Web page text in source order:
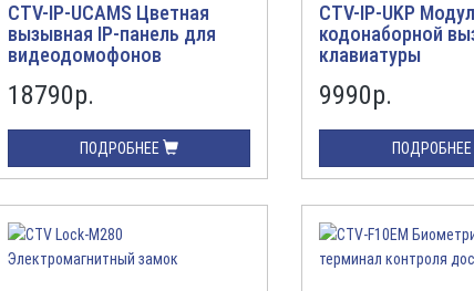
CTV-IP-UCAMS Цветная
вызывная IP-панель для
видеодомофонов
18790р.
ПОДРОБНЕЕ
CTV-IP-UKP
кодонаборной
клавиатуры
9990р.
ПОДРОБНЕЕ